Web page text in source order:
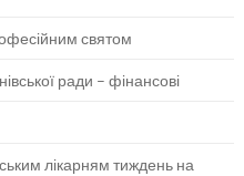
святом
ради – фінансові
лікарням тиждень на